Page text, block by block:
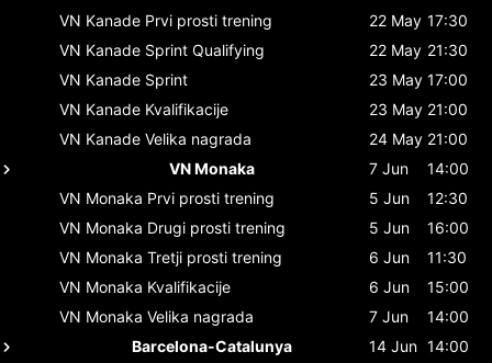
VN Kanade Prvi prosti trening 22 May 17:30
VN Kanade Sprint Qualifying 22 May 21:30
VN Kanade Sprint 23 May 17:00
VN Kanade Kvalifikacije 23 May 21:00
VN Kanade Velika nagrada 24 May 21:00
VN Monaka
7 Jun
14:00
VN Monaka Prvi prosti trening 5 Jun
12:30
VN Monaka Drugi prosti trening 5 Jun
16:00
VN Monaka Tretji prosti trening 6 Jun
11:30
VN Monaka Kvalifikacije 6 Jun
15:00
VN Monaka Velika nagrada 7 Jun
14:00
Barcelona-Catalunya
14 Jun 14:00